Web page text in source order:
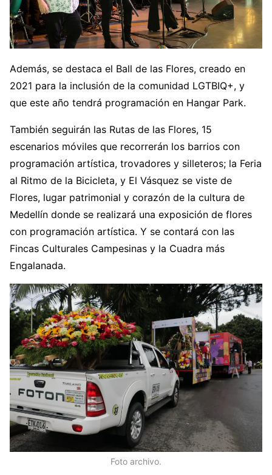
Además, se destaca el Ball de las Flores, creado en
2021 para la inclusión de la comunidad LGTBIQ+, y
que este año tendrá programación en Hangar Park.
También seguirán las Rutas de las Flores, 15
escenarios móviles que recorrerán los barrios con
programación artística, trovadores y silleteros; la Feria
al Ritmo de la Bicicleta, y El Vásquez se viste de
Flores, lugar patrimonial y corazón de la cultura de
Medellín donde se realizará una exposición de flores
con programación artística. Y se contará con las
Fincas Culturales Campesinas y la Cuadra más
Engalanada.
Foto archivo.